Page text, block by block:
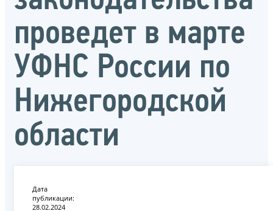
проведет в марте
УФНС России по
Нижегородской
области
Дата
публикации:
28.02.2024